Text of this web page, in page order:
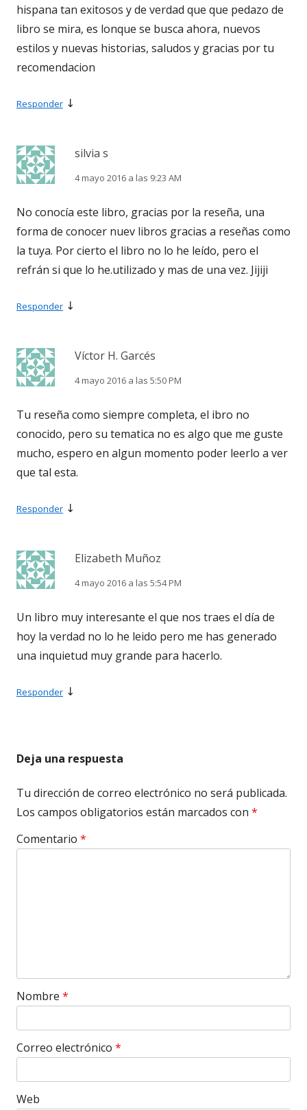
hispana tan exitosos y de verdad que que pedazo de
libro se mira, es lonque se busca ahora, nuevos
estilos y nuevas historias, saludos y gracias por tu
recomendacion
Responder ↓
silvia s
4 mayo 2016 a las 9:23 AM
No conocía este libro, gracias por la reseña, una
forma de conocer nuev libros gracias a reseñas como
la tuya. Por cierto el libro no lo he leído, pero el
refrán si que lo he.utilizado y mas de una vez. Jijiji
Responder ↓
Víctor H. Garcés
4 mayo 2016 a las 5:50 PM
Tu reseña como siempre completa, el ibro no
conocido, pero su tematica no es algo que me guste
mucho, espero en algun momento poder leerlo a ver
que tal esta.
Responder ↓
Elizabeth Muñoz
4 mayo 2016 a las 5:54 PM
Un libro muy interesante el que nos traes el día de
hoy la verdad no lo he leido pero me has generado
una inquietud muy grande para hacerlo.
Responder ↓
Deja una respuesta
Tu dirección de correo electrónico no será publicada.
Los campos obligatorios están marcados con *
Comentario *
Nombre *
Correo electrónico *
Web